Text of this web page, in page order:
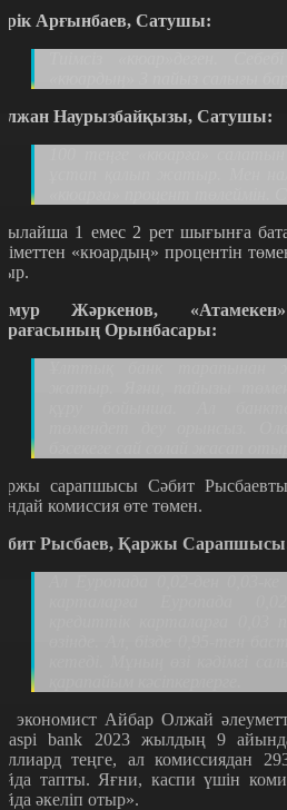
Арғынбаев, Сатушы:
Наурызбайқызы, Сатушы:
1 емес 2 рет шығынға
«кюардың» процентін
Жәркенов,
Орынбасары:
сарапшысы Сәбит
комиссия өте төмен.
Рысбаев, Қаржы
экономист Айбар Олжай
bank 2023 жылдың 9
теңге, ал комиссиядан
тапты. Яғни, каспи үшін
әкеліп отыр».